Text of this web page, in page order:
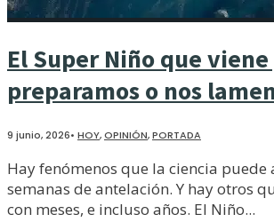
El Super Niño que viene
preparamos o nos
9 junio, 2026• HOY,OPINIÓN,PORTADA
Hay fenómenos que la ciencia puede
semanas de antelación. Y hay otros
con meses, e incluso años. El Niño...